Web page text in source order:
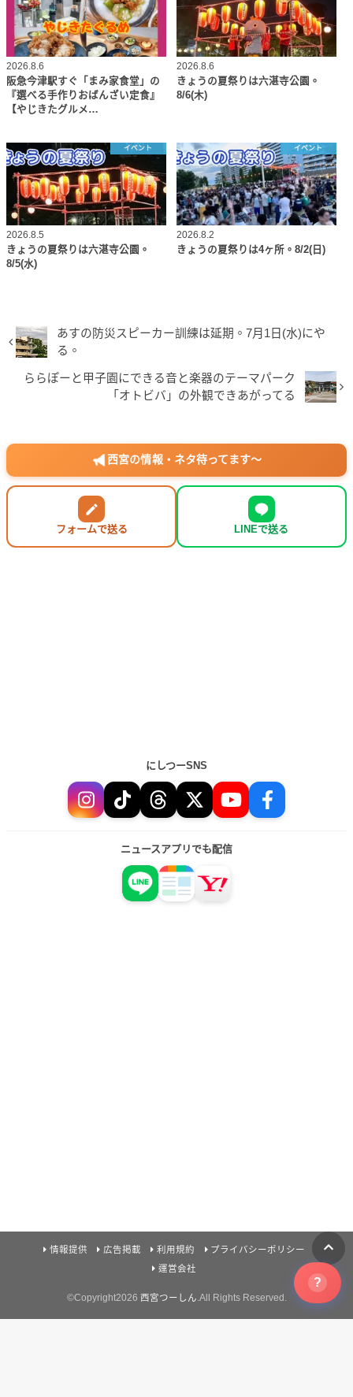
2026.8.6
阪急今津駅すぐ「まみ家食堂」の
『選べる手作りおばんざい定食』
【やじきたグルメ…
2026.8.6
きょうの夏祭りは六湛寺公園。
8/6(木)
イベント
2026.8.5
きょうの夏祭りは六湛寺公園。
8/5(水)
イベント
2026.8.2
きょうの夏祭りは4ヶ所。8/2(日)
あすの防災スピーカー訓練は延期。7月1日(水)にや
る。
ららぽーと甲子園にできる音と楽器のテーマパーク
「オトビバ」の外観できあがってる
西宮の情報・ネタ待ってます〜
フォームで送る LINEで送る
にしつーSNS
ニュースアプリでも配信
情報提供 広告掲載 利用規約
プライバシーポリシー
運営会社
©Copyright2026 西宮つーしん .All Rights Reserved.
?